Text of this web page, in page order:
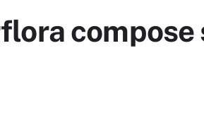
compose